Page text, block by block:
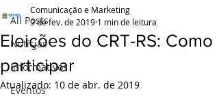
All Posts
Notícias
Informativos
Eventos
Eleições do CRT-RS: Como
participar
Comunicação e Marketing
9 de fev. de 2019 1 min de leitura
Atualizado: 10 de abr. de 2019